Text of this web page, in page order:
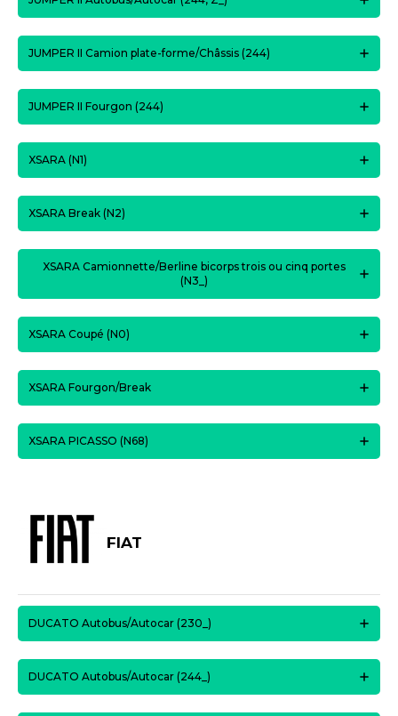
JUMPER II Camion plate-forme/Châssis (244)
JUMPER II Fourgon (244)
XSARA (N1)
XSARA Break (N2)
XSARA Camionnette/Berline bicorps trois ou cinq portes
(N3_)
XSARA Coupé (N0)
XSARA Fourgon/Break
XSARA PICASSO (N68)
FIAT
DUCATO Autobus/Autocar (230_)
DUCATO Autobus/Autocar (244_)